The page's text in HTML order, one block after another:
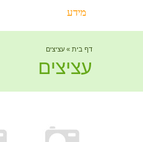
מידע
דף בית » עציצים
עציצים